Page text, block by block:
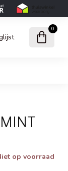
0
op voorraad